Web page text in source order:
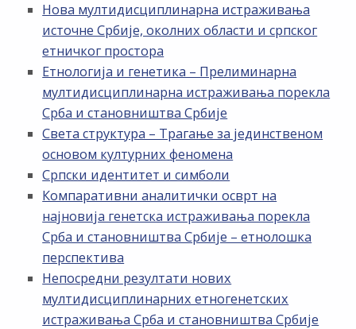
Нова мултидисциплинарна истраживања
источне Србије, околних области и српског
етничког простора
Етнологија и генетика – Прелиминарна
мултидисциплинарна истраживања порекла
Срба и становништва Србије
Света структура – Трагање за јединственом
основом културних феномена
Српски идентитет и симболи
Компаративни аналитички осврт на
најновија генетска истраживања порекла
Срба и становништва Србије – етнолошка
перспектива
Непосредни резултати нових
мултидисциплинарних етногенетских
истраживања Срба и становништва Србије